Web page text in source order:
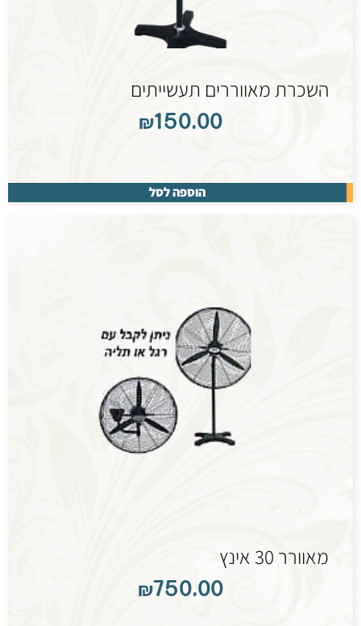
השכרת מאווררים תעשייתים
₪150.00
הוספה לסל
מאוורר 30 אינץ
₪750.00